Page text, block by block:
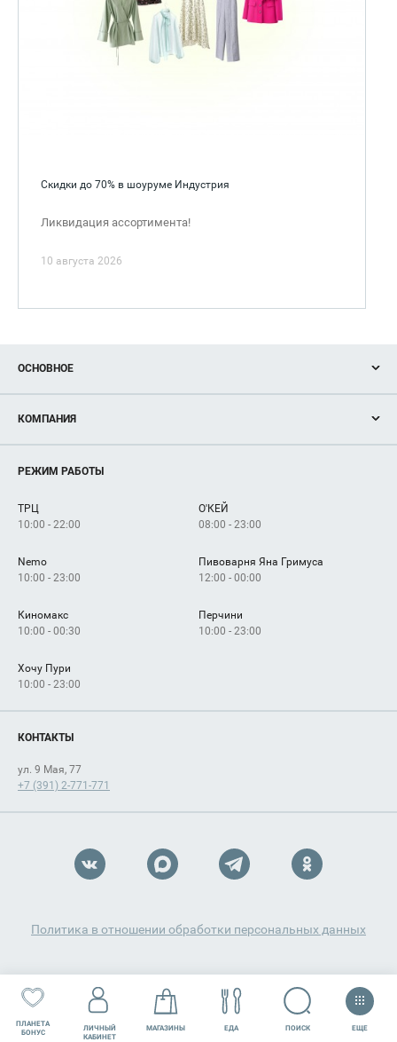
ПЛАНЕТА
БОНУС
ЛИЧНЫЙ
КАБИНЕТ
МАГАЗИНЫ ЕДА РАЗВЛЕЧЕНИЯ СЕРВИСЫ
ПОИСК ЕЩЕ
Скидки до 70% в шоуруме Индустрия
Ликвидация ассортимента!
10 августа 2026
ОСНОВНОЕ
Новости
Магазины
Услуги
КОМПАНИЯ
Рекламодателям
Как добраться
РЕЖИМ РАБОТЫ
ТРЦ
10:00 - 22:00
О'КЕЙ
08:00 - 23:00
Nemo
10:00 - 23:00
Пивоварня Яна Гримуса
12:00 - 00:00
Киномакс
10:00 - 00:30
Перчини
10:00 - 23:00
Хочу Пури
10:00 - 23:00
КОНТАКТЫ
ул. 9 Мая, 77
+7 (391) 2-771-771
Политика в отношении обработки персональных данных